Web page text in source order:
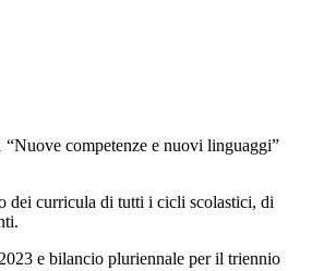
competenze e nuovi linguaggi”
dei curricula di tutti i cicli scolastici, di
e bilancio pluriennale per il triennio